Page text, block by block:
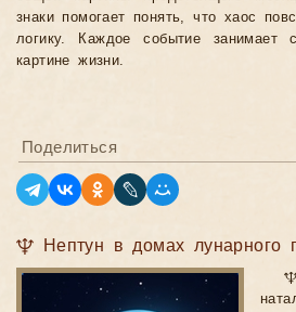
знаки помогает понять, что хаос
логику. Каждое событие
картине жизни.
Поделиться
♆ Нептун в домах лунарного